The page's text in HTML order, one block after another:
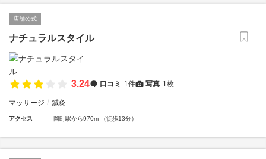
店舗公式
ナチュラルスタイル
3.24 口コミ 1件 写真 1枚
マッサージ 鍼灸
アクセス 岡町駅から970m （徒歩13分）